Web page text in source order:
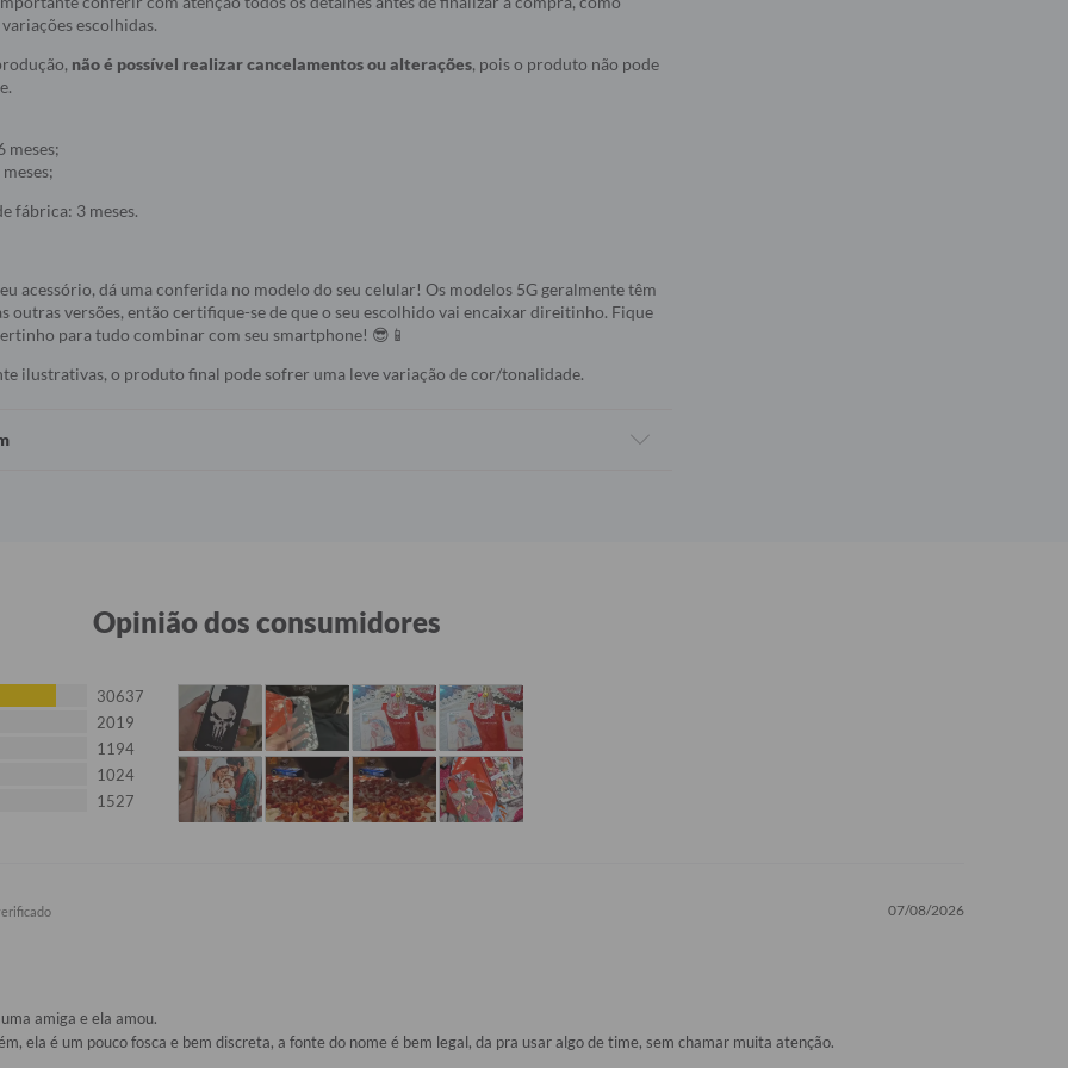
escolhidas.
não é possível realizar cancelamentos ou alterações, pois o produto não pode
meses;
fábrica: 3 meses.
acessório, dá uma conferida no modelo do seu celular! Os modelos 5G geralmente têm
outras versões, então certifique-se de que o seu escolhido vai encaixar direitinho. Fique
para tudo combinar com seu smartphone! 😎📱
ilustrativas, o produto final pode sofrer uma leve variação de cor/tonalidade.
Opinião dos consumidores
30637
2019
1194
1024
1527
07/08/2026
amiga e ela amou.
ela é um pouco fosca e bem discreta, a fonte do nome é bem legal, da pra usar algo de time, sem chamar muita atenção.